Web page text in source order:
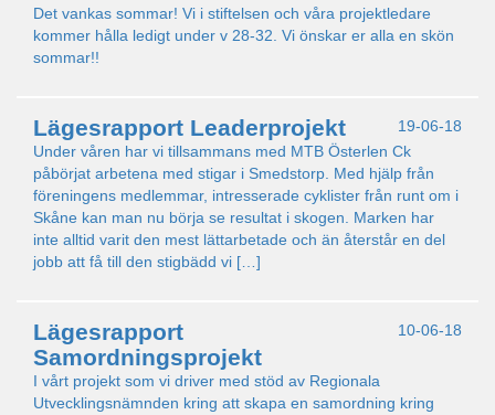
Det vankas sommar! Vi i stiftelsen och våra projektledare
kommer hålla ledigt under v 28-32. Vi önskar er alla en skön
sommar!!
19-06-18
Lägesrapport Leaderprojekt
Under våren har vi tillsammans med MTB Österlen Ck
påbörjat arbetena med stigar i Smedstorp. Med hjälp från
föreningens medlemmar, intresserade cyklister från runt om i
Skåne kan man nu börja se resultat i skogen. Marken har
inte alltid varit den mest lättarbetade och än återstår en del
jobb att få till den stigbädd vi […]
10-06-18
Lägesrapport
Samordningsprojekt
I vårt projekt som vi driver med stöd av Regionala
Utvecklingsnämnden kring att skapa en samordning kring